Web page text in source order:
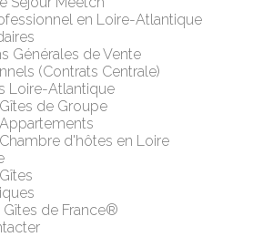
en Loire-Atlantique
Générales de Vente
(Contrats Centrale)
Loire-Atlantique
de Groupe
d'hôtes en Loire
Gîtes de France®